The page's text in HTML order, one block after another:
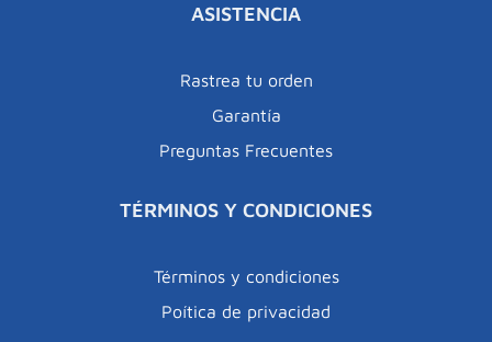
ASISTENCIA
Rastrea tu orden
Garantía
Preguntas Frecuentes
TÉRMINOS Y CONDICIONES
Términos y condiciones
Poítica de privacidad